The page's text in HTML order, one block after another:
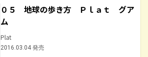
０５ 地球の歩き方 Ｐｌａｔ グア
ム
Plat
2016.03.04 発売